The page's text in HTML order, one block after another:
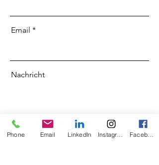
Email
Nachricht
Senden
Phone Email LinkedIn